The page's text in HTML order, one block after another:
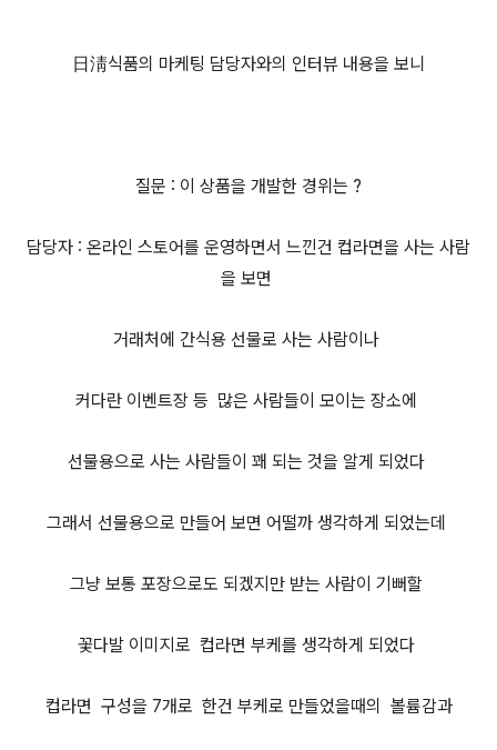
日淸식품의 마케팅 담당자와의 인터뷰 내용을 보니
질문 : 이 상품을 개발한 경위는 ?
담당자 : 온라인 스토어를 운영하면서 느낀건 컵라면을 사는 사람
을 보면
거래처에 간식용 선물로 사는 사람이나
커다란 이벤트장 등 많은 사람들이 모이는 장소에
선물용으로 사는 사람들이 꽤 되는 것을 알게 되었다
그래서 선물용으로 만들어 보면 어떨까 생각하게 되었는데
그냥 보통 포장으로도 되겠지만 받는 사람이 기뻐할
꽃다발 이미지로 컵라면 부케를 생각하게 되었다
컵라면 구성을 7개로 한건 부케로 만들었을때의 볼륨감과